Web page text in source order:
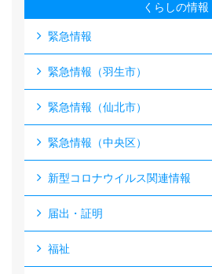
くらしの情報
緊急情報
緊急情報（羽生市）
緊急情報（仙北市）
緊急情報（中央区）
新型コロナウイルス関連情報
届出・証明
福祉